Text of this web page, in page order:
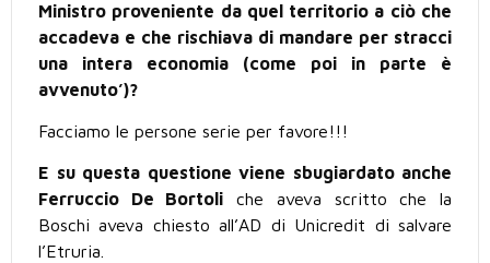
Ministro proveniente da quel territorio a ciò che
accadeva e che rischiava di mandare per stracci
una intera economia (come poi in parte è
avvenuto’)?
Facciamo le persone serie per favore!!!
E su questa questione viene sbugiardato anche
Ferruccio De Bortoli che aveva scritto che la
Boschi aveva chiesto all’AD di Unicredit di salvare
l’Etruria.